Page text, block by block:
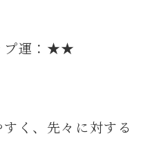
プ運：★★
く、先々に対する